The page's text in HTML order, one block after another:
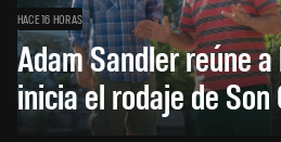
HACE 16 HORAS
Adam Sandler reúne
inicia el rodaje de Son